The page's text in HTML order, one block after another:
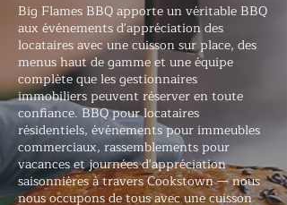
Big Flames BBQ apporte un véritable BBQ
aux événements d'appréciation des
locataires avec une cuisson sur place, des
menus haut de gamme et une équipe
complète que les gestionnaires
immobiliers peuvent réserver en toute
confiance. BBQ pour locataires
résidentiels, événements pour immeubles
commerciaux, rassemblements pour
vacances et journées d'appréciation
saisonnières à travers Cookstown — nous
nous occupons de tous avec une cuisson